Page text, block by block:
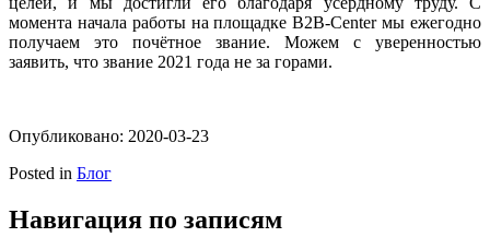
момента начала работы на площадке B2B-Center мы ежегодно
получаем это почётное звание. Можем с уверенностью
заявить, что звание 2021 года не за горами.
Опубликовано: 2020-03-23
Posted in Блог
Навигация по записям